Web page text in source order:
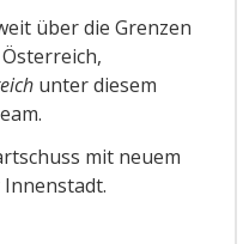
über die Grenzen
unter diesem
mit neuem